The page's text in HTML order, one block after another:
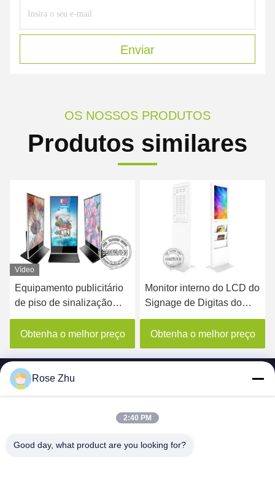
Enviar
OS NOSSOS PRODUTOS
Produtos similares
Monitor interno do LCD do
Signage de Digitas do
quiosque de Android que
anuncia 22 polegadas
com prateleira do jornal
Obtenha o melhor preço
Signage de Digitas do
quiosque da vídeo do
sinal de propaganda do
painel LCD do lado do
dobro 65inch com
software de controle
Obtenha o melhor preço
LTD.
Rose Zhu
2:40 PM
Good day, what product are you looking for?